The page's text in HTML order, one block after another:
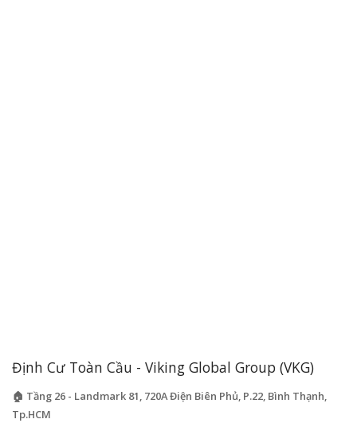
Định Cư Toàn Cầu - Viking Global Group (VKG)
🏠 Tầng 26 - Landmark 81, 720A Điện Biên Phủ, P.22, Bình Thạnh,
Tp.HCM